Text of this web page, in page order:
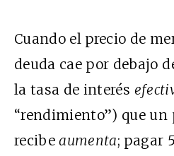
Cuando el precio de
deuda cae por debajo
la tasa de interés
“rendimiento”) que
recibeaumenta; pagar